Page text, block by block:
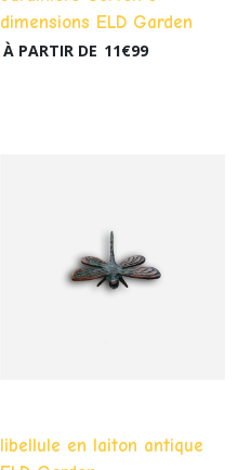
dimensions ELD Garden
À PARTIR DE 11€99
libellule en laiton antique